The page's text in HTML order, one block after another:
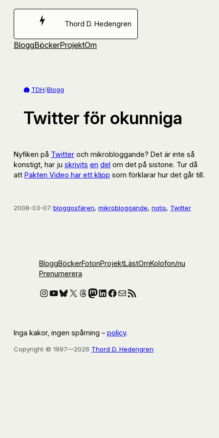
Hoppa
Thord D. Hedengren
BloggBöckerProjektOm
TDH/Blogg
Twitter för okunniga
Nyfiken på Twitter och mikrobloggande? Det är inte så
konstigt, har ju skrivits en del om det på sistone. Tur då
att Pakten Video har ett klipp som förklarar hur det går till.
2008-03-07/bloggosfären, mikrobloggande, notis, Twitter
BloggBöckerFotonProjektLästOmKolofon/nu
Prenumerera
Instagram
YouTube
Bluesky
X Threads
Mastodon
LinkedIn
Facebook
E-postRSS-flöde
Inga kakor, ingen spårning – policy.
Copyright © 1997—2026 Thord D. Hedengren